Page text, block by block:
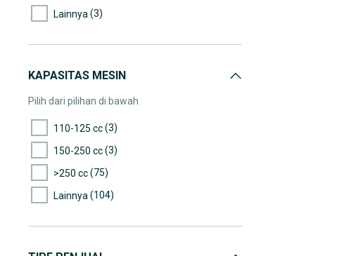
Lainnya (3)
KAPASITAS MESIN
Pilih dari pilihan di bawah
110-125 cc(3)
150-250 cc(3)
>250 cc(75)
Lainnya (104)